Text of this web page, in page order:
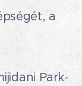
a
Park-